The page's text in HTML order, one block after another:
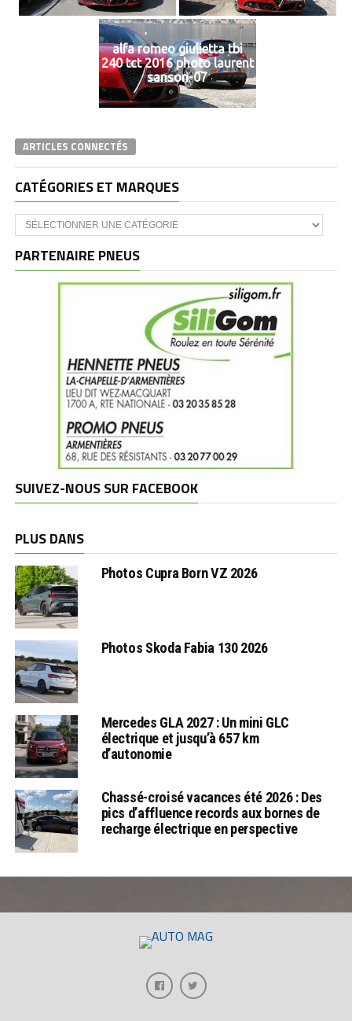
alfa romeo giulietta tbi
240 tct 2016 photo laurent
sanson-07
ARTICLES CONNECTÉS
CATÉGORIES ET MARQUES
Catégories
et
PARTENAIRE PNEUS
SUIVEZ-NOUS SUR FACEBOOK
PLUS DANS
Photos Cupra Born VZ 2026
Photos Skoda Fabia 130 2026
Mercedes GLA 2027 : Un mini GLC
électrique et jusqu’à 657 km
d’autonomie
Chassé-croisé vacances été 2026 : Des
pics d’affluence records aux bornes de
recharge électrique en perspective